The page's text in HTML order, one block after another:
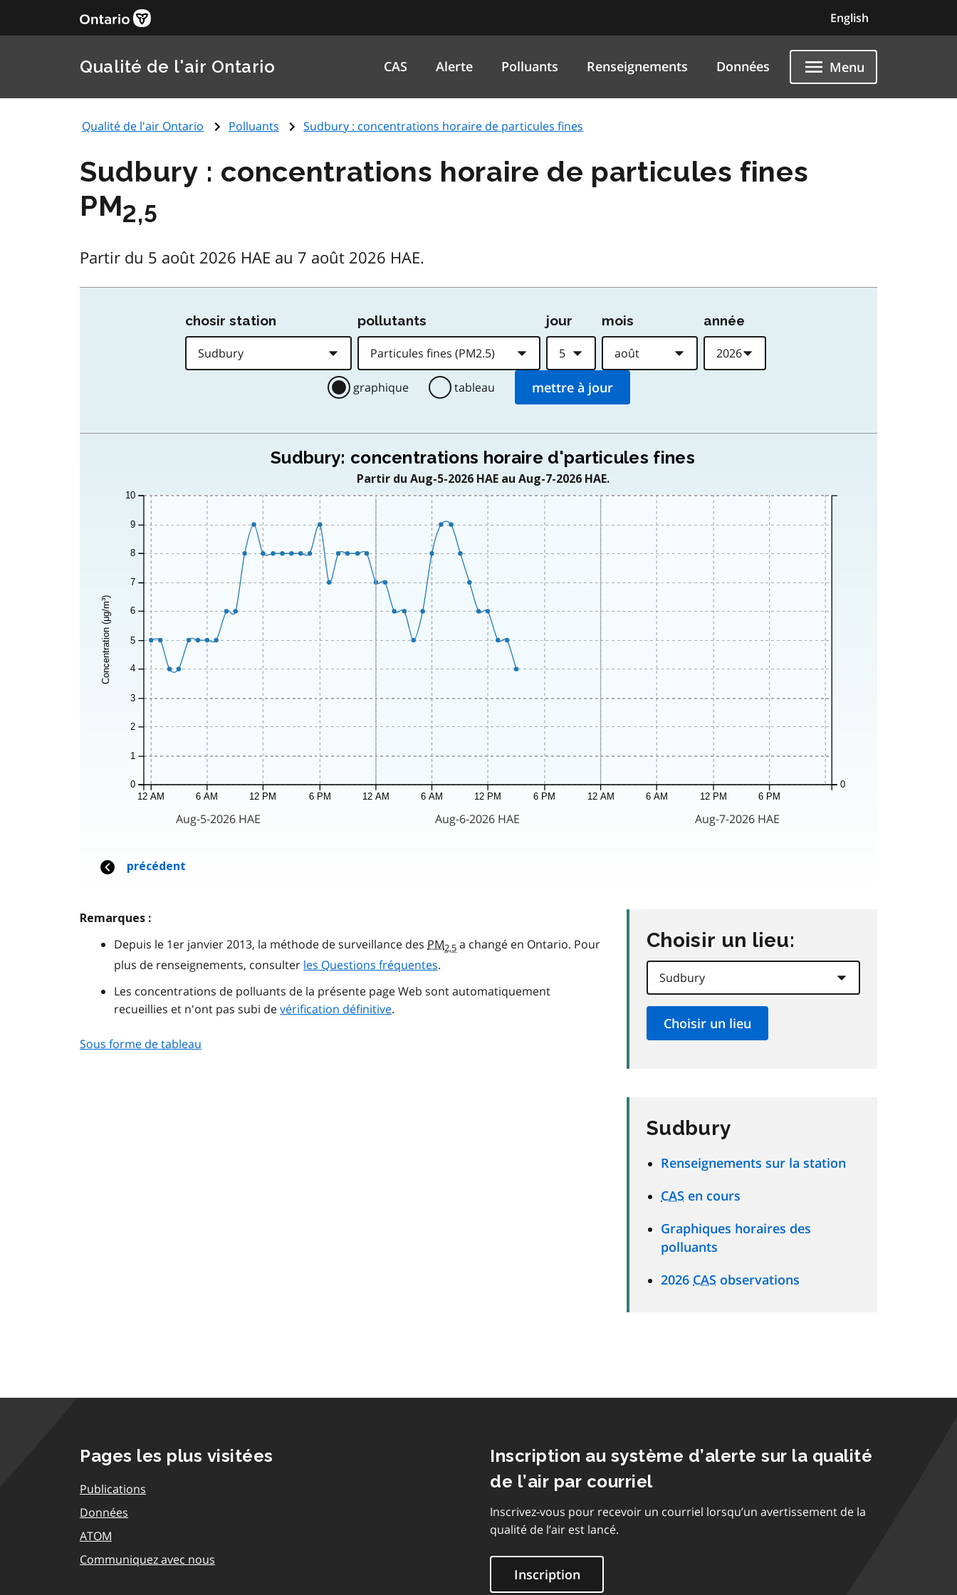
English
Qualité de l'air Ontario CAS Alerte Polluants Renseignements Données Menu
Qualité de l'air Ontario Polluants Sudbury : concentrations horaire de particules fines
Sudbury : concentrations horaire de particules fines
PM2,5
Partir du 5 août 2026 HAE au 7 août 2026 HAE.
Remarques :
Depuis le 1er janvier 2013, la méthode de surveillance des PM2,5 a changé en Ontario. Pour
plus de renseignements, consulter les Questions fréquentes.
Les concentrations de polluants de la présente page Web sont automatiquement
recueillies et n'ont pas subi devérification définitive.
Sous forme de tableau
Choisir un lieu:
Sudbury
Renseignements sur la station
CAS en cours
Graphiques horaires des
polluants
2026 CAS observations
Pages les plus visitées
Publications
Données
ATOM
Communiquez avec nous
Inscription au système d’alerte sur la qualité
de l’air par courriel
Inscrivez-vous pour recevoir un courriel lorsqu’un avertissement de la
qualité de l’air est lancé.
Inscription